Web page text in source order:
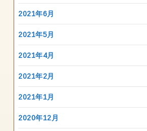
2021年6月
2021年5月
2021年4月
2021年2月
2021年1月
2020年12月